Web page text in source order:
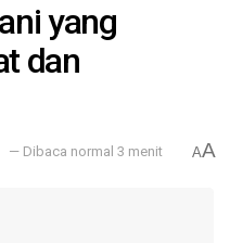
yang
dan
— Dibaca normal 3 menit AA